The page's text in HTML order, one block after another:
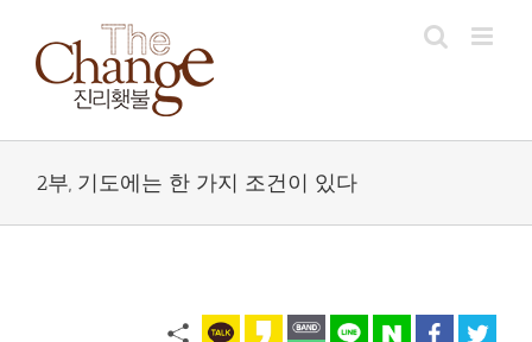
content
2부, 기도에는 한 가지 조건이 있다